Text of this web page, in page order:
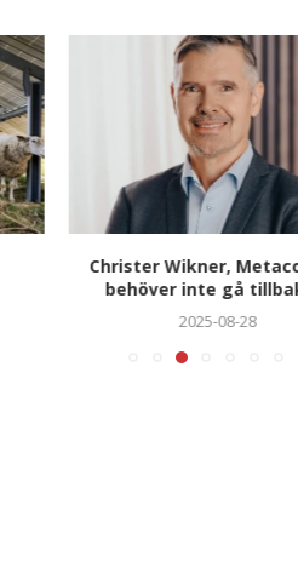
Christer Wikner,
behöver inte gå
2025-08-28